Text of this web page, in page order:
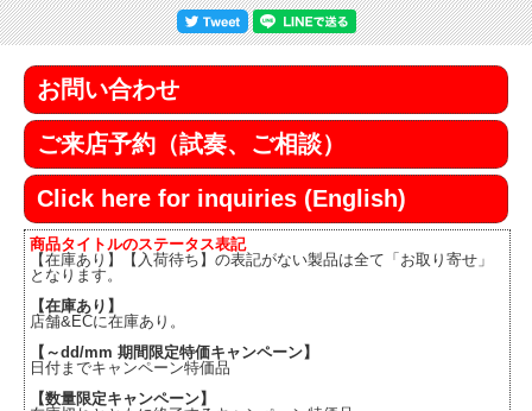
お問い合わせ
ご来店予約（試奏、ご相談）
Click here for inquiries (English)
商品タイトルのステータス表記
【在庫あり】【入荷待ち】の表記がない製品は全て「お取り寄せ」
となります。
【在庫あり】
店舗&ECに在庫あり。
【～dd/mm 期間限定特価キャンペーン】
日付までキャンペーン特価品
【数量限定キャンペーン】